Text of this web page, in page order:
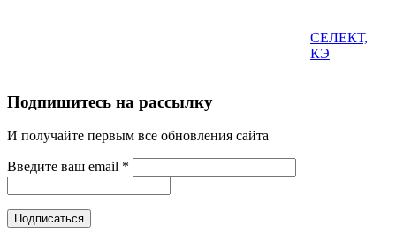
СЕЛЕКТ,
КЭ
Подпишитесь на рассылку
И получайте первым все обновления сайта
Введите ваш email *